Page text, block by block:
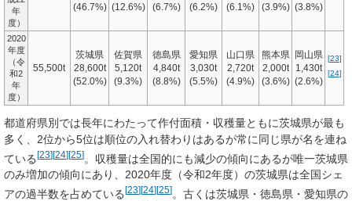
年
度）
(46.7%) (12.6%) (6.7%) (6.2%) (6.1%) (3.9%) (3.8%)
2020
年度
（令
和2
年
度）
55,500t
茨城県
28,600t
(52.0%)
佐賀県
5,120t
(9.3%)
徳島県
4,840t
(8.8%)
愛知県
3,030t
(5.5%)
山口県
2,720t
(4.9%)
熊本県
2,000t
(3.6%)
岡山県
1,430t
(2.6%)
[23]
[24]
都道府県別では長年にわたって作付面積・収穫量ともに茨城県が最も
多く、2位から5位は順位の入れ替わりはあるが常に同じ県が名を連ね
ている[23][24][25]。収穫量は全国的にも減少の傾向にあるが唯一茨城県
のみ増加の傾向にあり、2020年度（令和2年度）の茨城県は全国シェ
アの過半数を占めている [23][24][25] 。古くは茨城県・徳島県・愛知県の